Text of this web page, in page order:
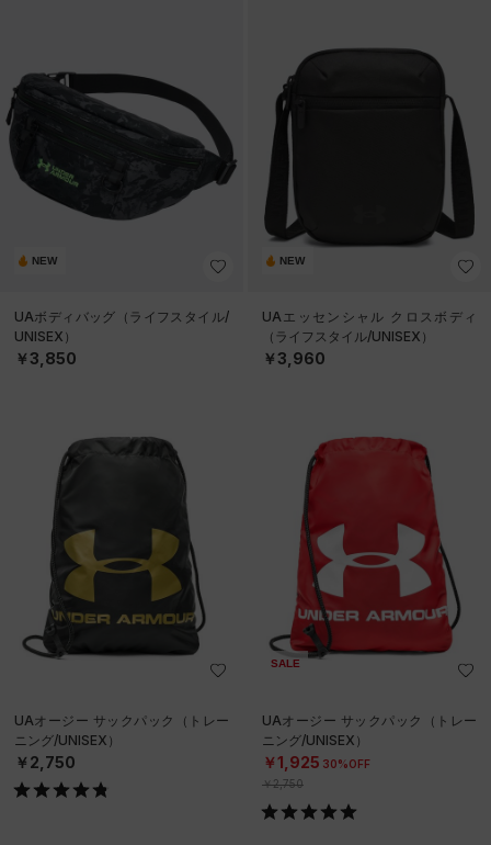
NEW
UAボディバッグ（ライフスタイル/
UNISEX）
￥3,850
NEW
UAエッセンシャル クロスボディ
（ライフスタイル/UNISEX）
￥3,960
UAオージー サックパック（トレー
ニング/UNISEX）
￥2,750
SALE
UAオージー サックパック（トレー
ニング/UNISEX）
￥1,925 30%OFF
￥2,750